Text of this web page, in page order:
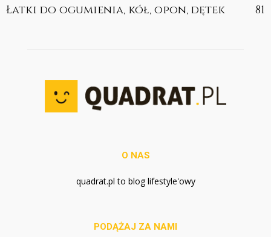
Łatki do ogumienia, kół, opon, dętek
81
O NAS
quadrat.pl to blog lifestyle'owy
PODĄŻAJ ZA NAMI